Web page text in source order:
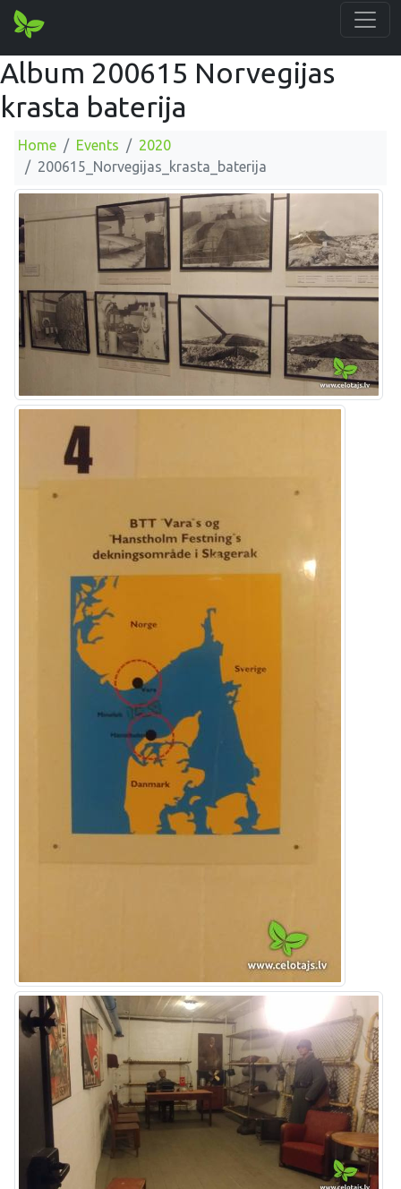
Album 200615 Norvegijas
krasta baterija
Home Events
2020
200615_Norvegijas_krasta_baterija